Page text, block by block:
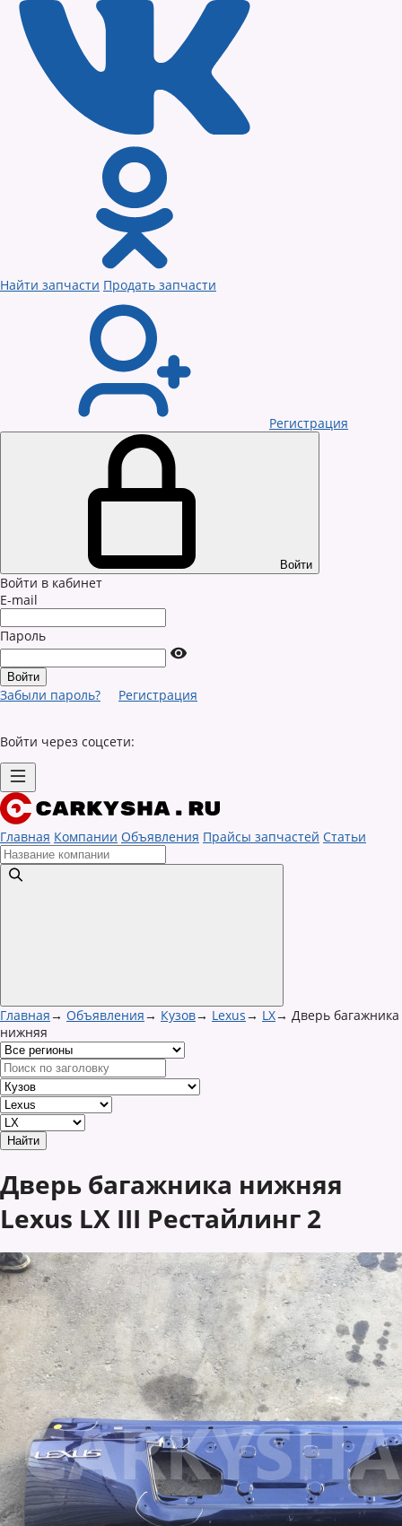
Найти запчасти Продать запчасти
Регистрация
Войти
Войти в кабинет
E-mail
Пароль
Забыли пароль? Регистрация
Войти через соцсети:
Главная Компании Объявления Прайсы запчастей Статьи
Главная→ Объявления→ Кузов→ Lexus→ LX→ Дверь багажника
нижняя
Дверь багажника нижняя
Lexus LX III Рестайлинг 2